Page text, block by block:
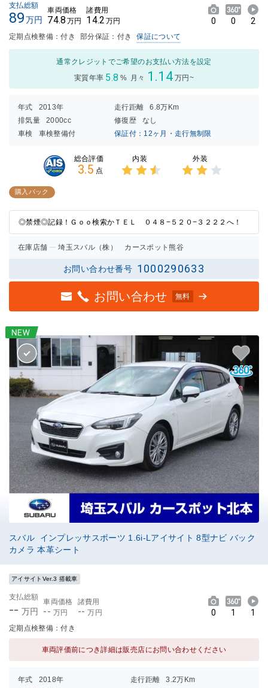
支払総額
89万円
車両価格
74.8 万円
諸費用
14.2 万円 0 0 2
定期点検整備：付き 部分保証：付き 保証について
通常クレジットでご希望のお支払い方法を設定
実質年率 5.8 % 月々 1.14 万円~
年式 2013年 走行距離
6.8万Km
排気量
2000cc 修復歴
なし
車検
車検整備付 保証付：12ヶ月・走行無制限
総合評価
3.5 点
内装 外装
購入パック
◎禁煙◎記録！Ｇｏｏ検索かＴＥＬ ０４８−５２０−３２２２へ！
在庫店舗 埼玉スバル（株） カースポット熊谷
お問い合わせ番号 1000290633
お問い合わせ 無料
スバル インプレッサスポーツ 1.6i-Lアイサイト 8型ナビ バック
カメラ 本革シート
アイサイトVer.3 搭載車
支払総額
-- 万円
車両価格
-- 万円
諸費用
-- 万円 0 1 1
定期点検整備：付き
車両評価前につき詳細は販売店にお問い合わせください
年式 2018年 走行距離
3.2万Km